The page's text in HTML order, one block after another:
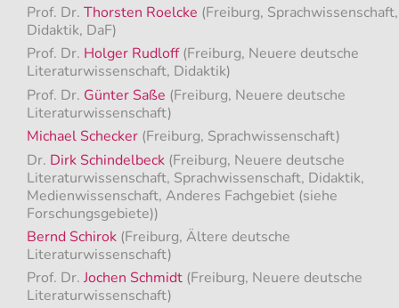
Prof. Dr. Thorsten Roelcke (Freiburg, Sprachwissenschaft,
Didaktik, DaF)
Prof. Dr. Holger Rudloff(Freiburg, Neuere deutsche
Literaturwissenschaft, Didaktik)
Prof. Dr. Günter Saße (Freiburg, Neuere deutsche
Literaturwissenschaft)
Michael Schecker (Freiburg, Sprachwissenschaft)
Dr. Dirk Schindelbeck (Freiburg, Neuere deutsche
Literaturwissenschaft, Sprachwissenschaft, Didaktik,
Medienwissenschaft, Anderes Fachgebiet (siehe
Forschungsgebiete))
Bernd Schirok (Freiburg, Ältere deutsche
Literaturwissenschaft)
Prof. Dr. Jochen Schmidt (Freiburg, Neuere deutsche
Literaturwissenschaft)